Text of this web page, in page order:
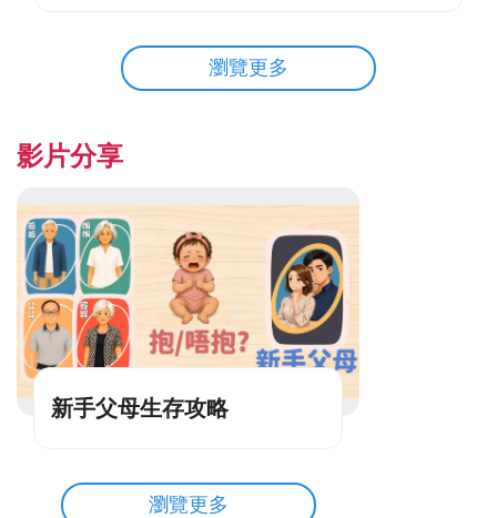
瀏覽更多
影片分享
新手父母生存攻略
瀏覽更多